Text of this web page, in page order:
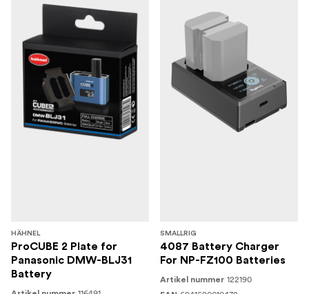
HÄHNEL
ProCUBE 2 Plate for
Panasonic DMW-BLJ31
Battery
SMALLRIG
4087 Battery Charger
For NP-FZ100 Batteries
Artikel nummer 122190